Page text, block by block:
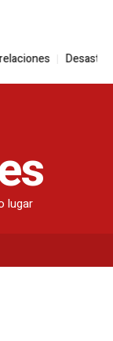
Desastre ambiental
lugar